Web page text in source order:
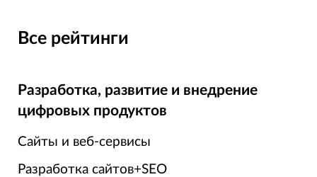
Все рейтинги
Разработка, развитие и внедрение
цифровых продуктов
Сайты и веб-сервисы
Разработка сайтов+SEO